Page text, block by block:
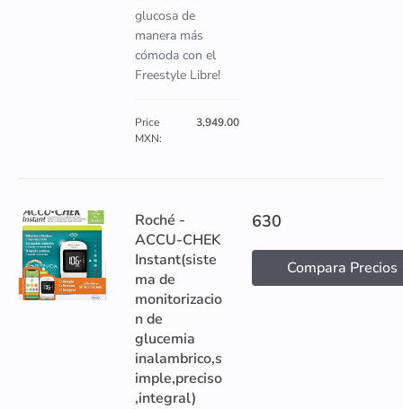
glucosa de
manera más
cómoda con el
Freestyle Libre!
Price
MXN:
3,949.00
Roché -
ACCU-CHEK
Instant(siste
ma de
monitorizacio
n de
glucemia
inalambrico,s
imple,preciso
,integral)
630
Compara Precios